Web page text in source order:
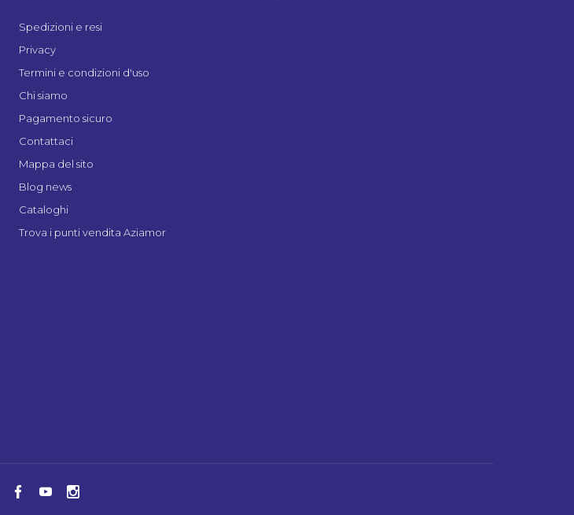
Spedizioni e resi
Privacy
Termini e condizioni d'uso
Chi siamo
Pagamento sicuro
Contattaci
Mappa del sito
Blog news
Cataloghi
Trova i punti vendita Aziamor